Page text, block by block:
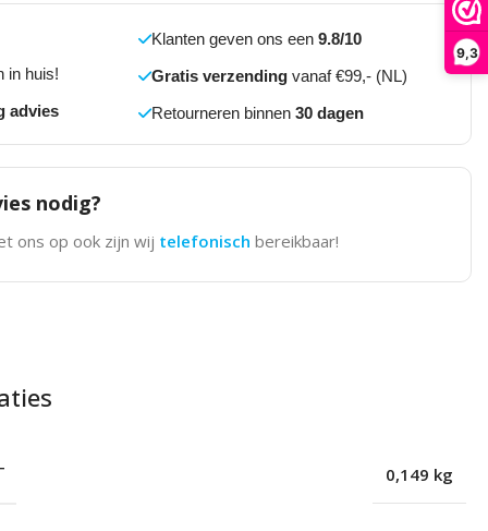
9,3
in huis!
advies
Klanten geven ons een 9.8/10
Gratis verzendingvanaf €99,- (NL)
Retourneren binnen 30 dagen
nodig?
ons op ook zijn wij telefonisch bereikbaar!
0,149 kg